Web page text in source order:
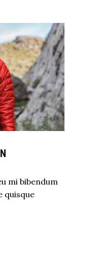
mi bibendum
quisque